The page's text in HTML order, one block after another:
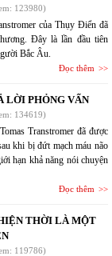
123980)
của Thụy Điển đã
Đây là lần đầu tiên
Bắc Âu.
Đọc thêm
LỜI PHỎNG VẤN
134619)
Transtromer đã được
khi bị đứt mạch máu não
hạn khả năng nói chuyện
Đọc thêm
THỜI LÀ MỘT
119786)